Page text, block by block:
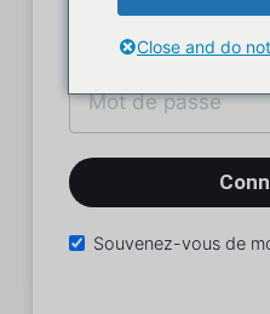
Souvenez-vous de
Close and do